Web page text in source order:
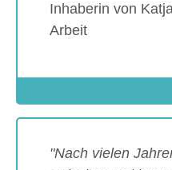
Inhaberin von
Arbeit
"Nach vielen